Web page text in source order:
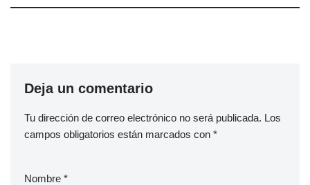
Deja un comentario
Tu dirección de correo electrónico no será publicada. Los
campos obligatorios están marcados con *
Nombre *